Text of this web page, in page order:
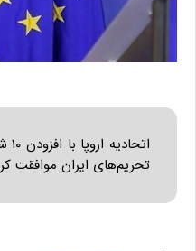
تحریم‌های ایران موافقت